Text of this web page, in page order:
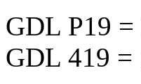
GDL P19
GDL 419